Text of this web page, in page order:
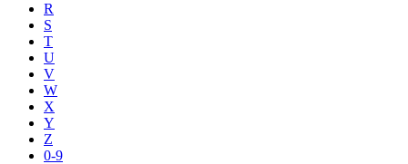
R
S
T
U
V
W
X
Y
Z
0-9